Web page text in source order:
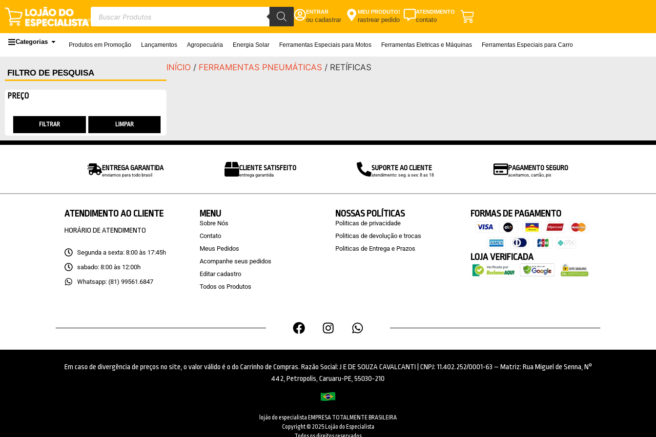
ENTRAR
ou cadastrar
MEU PRODUTO!
rastrear pedido
ATENDIMENTO
contato
Categorias Produtos em Promoção Lançamentos Agropecuária Energia Solar Ferramentas Especiais para Motos Ferramentas Eletricas e Máquinas Ferramentas Especiais para Carro
FILTRO DE PESQUISA
PREÇO
FILTRAR LIMPAR
INÍCIO / FERRAMENTAS PNEUMÁTICAS / RETÍFICAS
ENTREGA GARANTIDA
enviamos para todo brasil
CLIENTE SATISFEITO
entrega garantida
SUPORTE AO CLIENTE
atendimento: seg. a sex: 8 as 18
PAGAMENTO SEGURO
aceitamos, cartão, pix
ATENDIMENTO AO CLIENTE
HORÁRIO DE ATENDIMENTO
Segunda a sexta: 8:00 às 17:45h
sabado: 8:00 às 12:00h
Whatsapp: (81) 99561.6847
MENU
Sobre Nós
Contato
Meus Pedidos
Acompanhe seus pedidos
Editar cadastro
Todos os Produtos
NOSSAS POLÍTICAS
Politicas de privacidade
Politicas de devolução e trocas
Politicas de Entrega e Prazos
FORMAS DE PAGAMENTO
LOJA VERIFICADA
Em caso de divergência de preços no site, o valor válido é o do Carrinho de Compras. Razão Social: J E DE SOUZA CAVALCANTI | CNPJ: 11.402.252/0001-63 – Matriz: Rua Miguel de Senna, N°
442, Petropolis, Caruaru-PE, 55030-210
lojão do especialista EMPRESA TOTALMENTE BRASILEIRA
Copyright © 2025 Lojão do Especialista